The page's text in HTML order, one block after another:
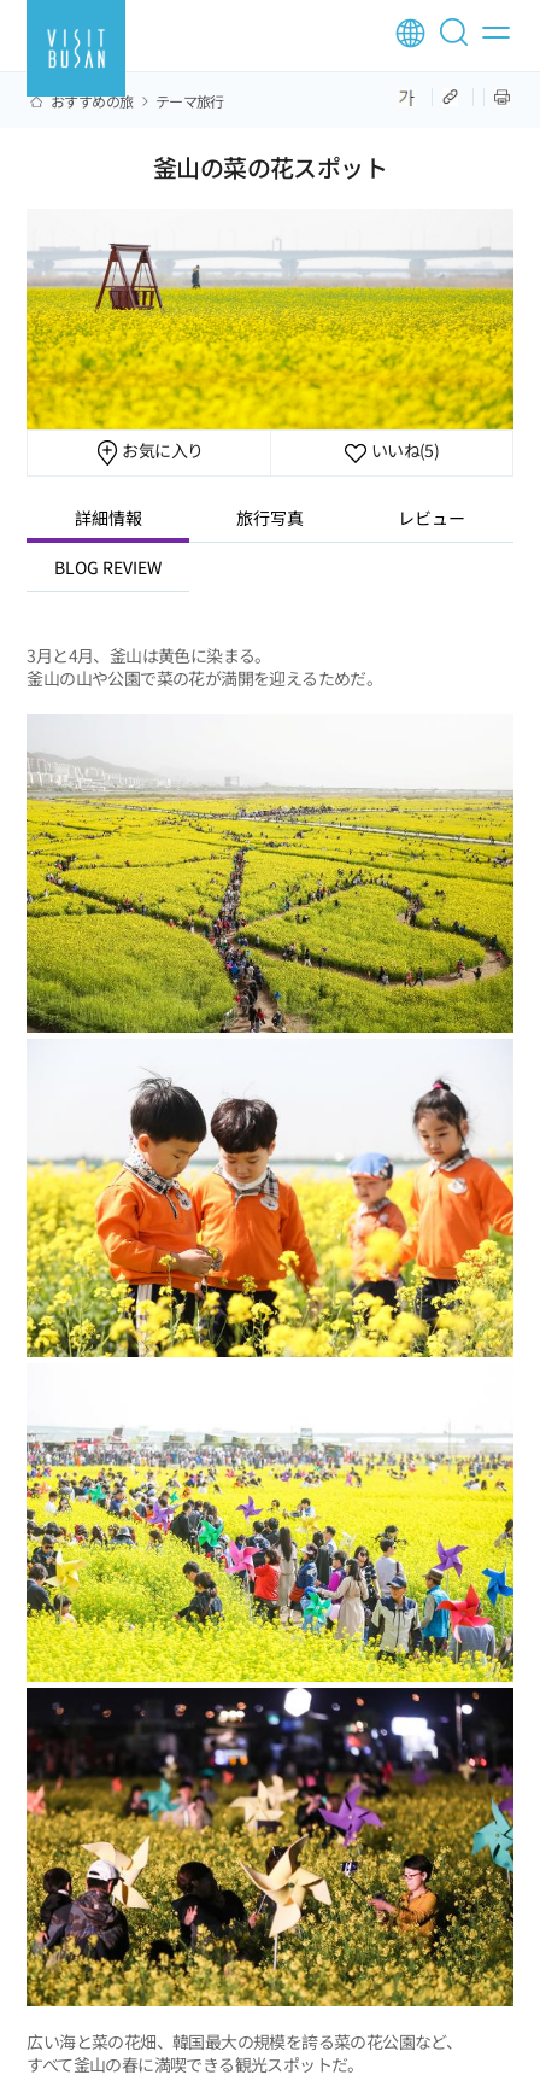
おすすめの旅 テーマ旅行
釜山の菜の花スポット
お気に入り いいね(5)
詳細情報 旅行写真 レビュー
BLOG REVIEW
3月と4月、釜山は黄色に染まる。
釜山の山や公園で菜の花が満開を迎えるためだ。
広い海と菜の花畑、韓国最大の規模を誇る菜の花公園など、
すべて釜山の春に満喫できる観光スポットだ。